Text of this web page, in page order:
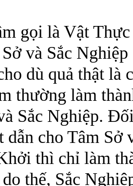
gọi là Vật
và Sắc
dù quả thật là
thường làm
Sắc Nghiệp.
dẫn cho Tâm Sở
thì chỉ làm
thế, Sắc